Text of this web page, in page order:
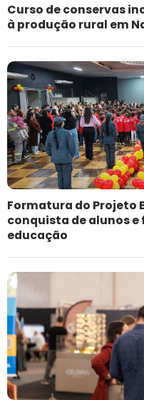
Curso de conservas
à produção rural em
Formatura do Projeto
conquista de alunos
educação